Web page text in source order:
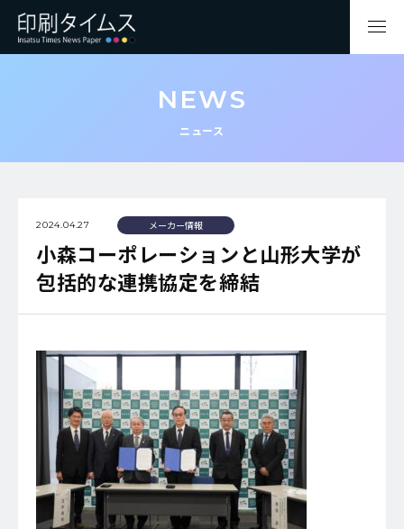
NEWS
ニュース
2024.04.27 メーカー情報
小森コーポレーションと山形大学が
包括的な連携協定を締結